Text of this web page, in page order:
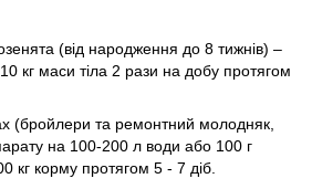
(від народження до 8 тижнів) –
кг маси тіла 2 рази на добу протягом
(бройлери та ремонтний молодняк,
на 100-200 л води або 100 г
кг корму протягом 5 - 7 діб.